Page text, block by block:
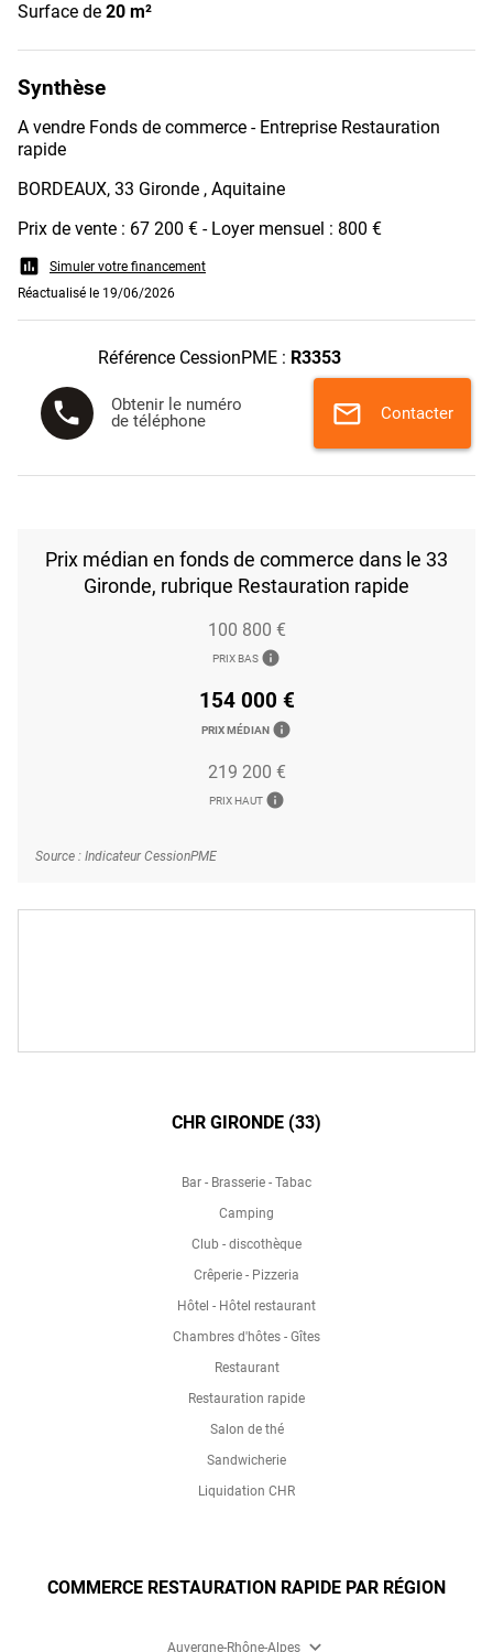
Surface de 20 m²
Synthèse
A vendre Fonds de commerce - Entreprise Restauration
rapide
BORDEAUX, 33 Gironde , Aquitaine
Prix de vente : 67 200 € - Loyer mensuel : 800 €
assessment
Simuler votre financement
Réactualisé le 19/06/2026
Référence CessionPME : R3353
phone
Obtenir le numéro
de téléphone
mail Contacter
Prix médian en fonds de commerce dans le 33
Gironde, rubrique Restauration rapide
100 800 €
PRIX BAS info
154 000 €
PRIX MÉDIAN info
219 200 €
PRIX HAUT info
Source : Indicateur CessionPME
CHR GIRONDE (33)
Bar - Brasserie - Tabac
Camping
Club - discothèque
Crêperie - Pizzeria
Hôtel - Hôtel restaurant
Chambres d'hôtes - Gîtes
Restaurant
Restauration rapide
Salon de thé
Sandwicherie
Liquidation CHR
COMMERCE RESTAURATION RAPIDE PAR RÉGION
Auvergne-Rhône-Alpes expand_more